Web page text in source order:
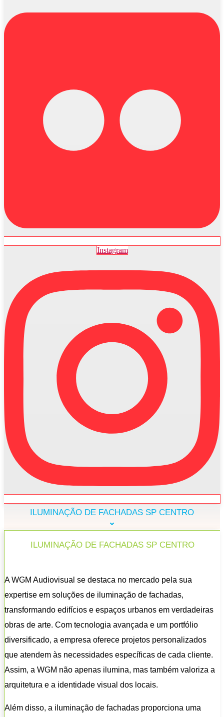
Instagram
ILUMINAÇÃO DE FACHADAS SP CENTRO
ILUMINAÇÃO DE FACHADAS SP CENTRO
A WGM Audiovisual se destaca no mercado pela sua
expertise em soluções de iluminação de fachadas,
transformando edifícios e espaços urbanos em verdadeiras
obras de arte. Com tecnologia avançada e um portfólio
diversificado, a empresa oferece projetos personalizados
que atendem às necessidades específicas de cada cliente.
Assim, a WGM não apenas ilumina, mas também valoriza a
arquitetura e a identidade visual dos locais.
Além disso, a iluminação de fachadas proporciona uma